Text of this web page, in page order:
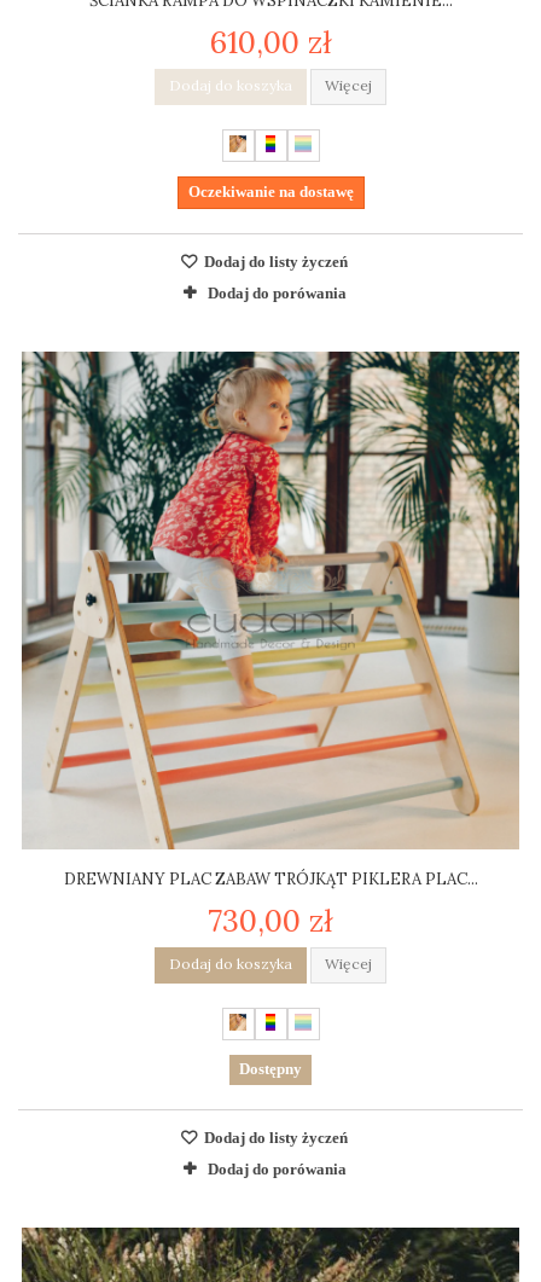
610,00 zł
Dodaj do koszyka Więcej
Oczekiwanie na dostawę
Dodaj do listy życzeń
Dodaj do porówania
DREWNIANY PLAC ZABAW TRÓJKĄT PIKLERA PLAC...
730,00 zł
Dodaj do koszyka Więcej
Dostępny
Dodaj do listy życzeń
Dodaj do porówania